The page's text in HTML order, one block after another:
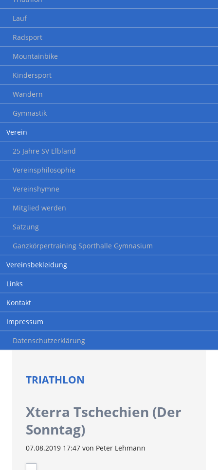
Lauf
Radsport
Mountainbike
Kindersport
Wandern
Gymnastik
Verein
25 Jahre SV Elbland
Vereinsphilosophie
Vereinshymne
Mitglied werden
Satzung
Ganzkörpertraining Sporthalle Gymnasium
Vereinsbekleidung
Links
Kontakt
Impressum
Datenschutzerklärung
TRIATHLON
Xterra Tschechien (Der
Sonntag)
07.08.2019 17:47von Peter Lehmann